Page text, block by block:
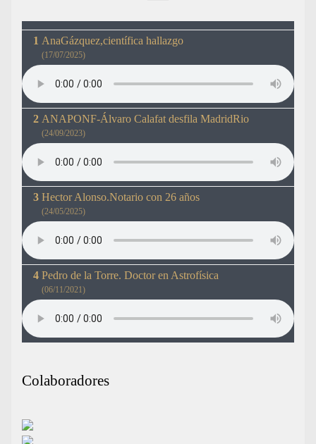
AnaGázquez,científica hallazgo
(17/07/2025)
ANAPONF-Álvaro Calafat desfila MadridRio
(24/09/2023)
Hector Alonso.Notario con 26 años
(24/05/2025)
Pedro de la Torre. Doctor en Astrofísica
(06/11/2021)
Colaboradores